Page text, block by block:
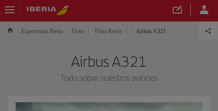
Experiencia Iberia Flota Flota Iberia Airbus A321
Airbus A321
Todo sobre nuestros aviones